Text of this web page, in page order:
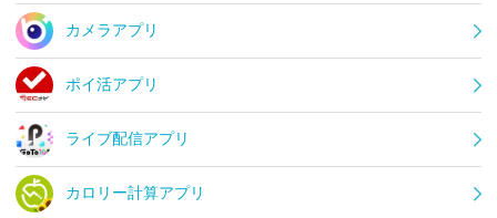
カメラアプリ
ポイ活アプリ
ライブ配信アプリ
カロリー計算アプリ